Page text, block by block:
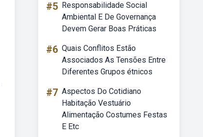
#5 Responsabilidade Social
Ambiental E De Governança
Devem Gerar Boas Práticas
#6 Quais Conflitos Estão
Associados As Tensões Entre
Diferentes Grupos étnicos
#7 Aspectos Do Cotidiano
Habitação Vestuário
Alimentação Costumes Festas
E Etc